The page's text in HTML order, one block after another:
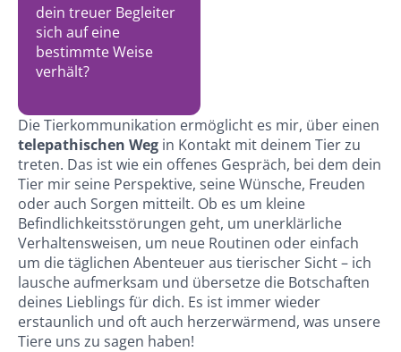
dein treuer Begleiter
sich auf eine
bestimmte Weise
verhält?
Die Tierkommunikation ermöglicht es mir, über einen
telepathischen Weg in Kontakt mit deinem Tier zu
treten. Das ist wie ein offenes Gespräch, bei dem dein
Tier mir seine Perspektive, seine Wünsche, Freuden
oder auch Sorgen mitteilt. Ob es um kleine
Befindlichkeitsstörungen geht, um unerklärliche
Verhaltensweisen, um neue Routinen oder einfach
um die täglichen Abenteuer aus tierischer Sicht – ich
lausche aufmerksam und übersetze die Botschaften
deines Lieblings für dich. Es ist immer wieder
erstaunlich und oft auch herzerwärmend, was unsere
Tiere uns zu sagen haben!